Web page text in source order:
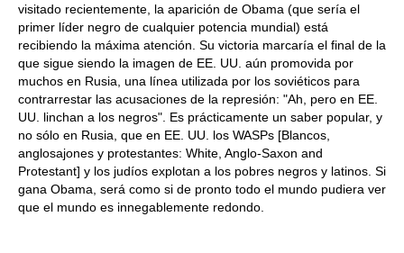
visitado recientemente, la aparición de Obama (que sería el
primer líder negro de cualquier potencia mundial) está
recibiendo la máxima atención. Su victoria marcaría el final de la
que sigue siendo la imagen de EE. UU. aún promovida por
muchos en Rusia, una línea utilizada por los soviéticos para
contrarrestar las acusaciones de la represión: "Ah, pero en EE.
UU. linchan a los negros". Es prácticamente un saber popular, y
no sólo en Rusia, que en EE. UU. los WASPs [Blancos,
anglosajones y protestantes: White, Anglo-Saxon and
Protestant] y los judíos explotan a los pobres negros y latinos. Si
gana Obama, será como si de pronto todo el mundo pudiera ver
que el mundo es innegablemente redondo.